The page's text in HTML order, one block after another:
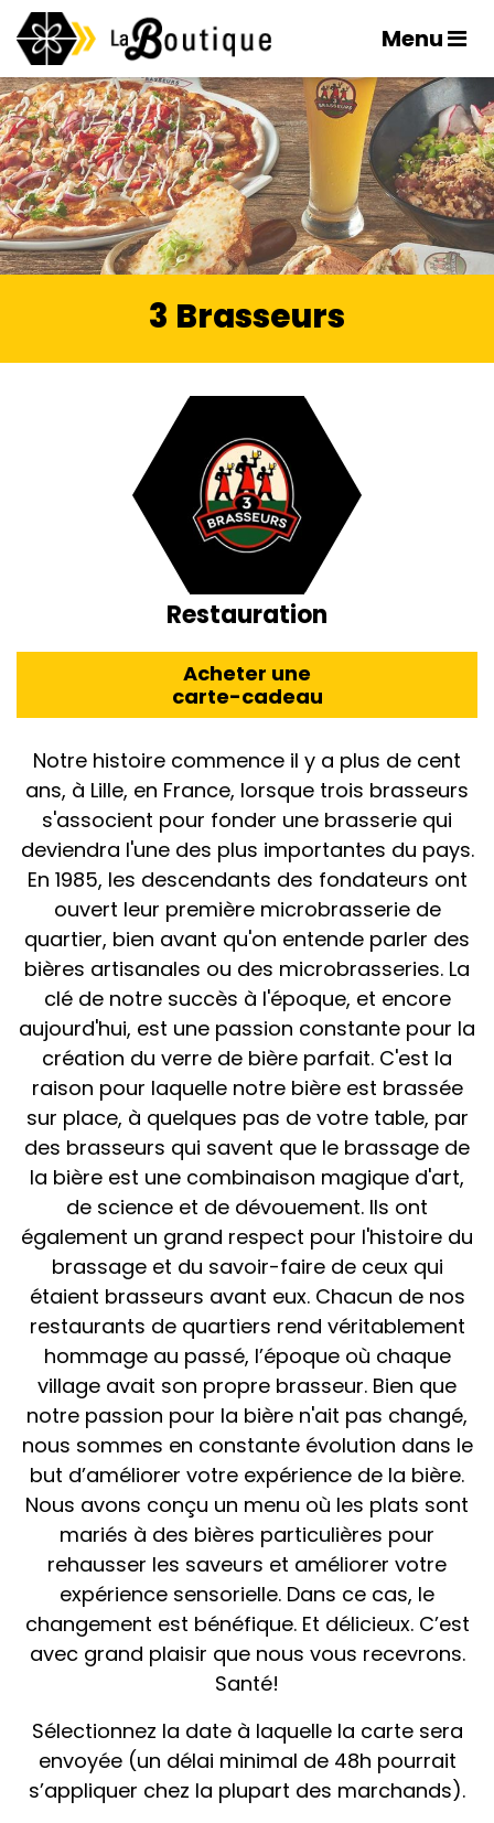
Menu
3 Brasseurs
Restauration
Acheter une
carte-cadeau
Notre histoire commence il y a plus de cent
ans, à Lille, en France, lorsque trois brasseurs
s'associent pour fonder une brasserie qui
deviendra l'une des plus importantes du pays.
En 1985, les descendants des fondateurs ont
ouvert leur première microbrasserie de
quartier, bien avant qu'on entende parler des
bières artisanales ou des microbrasseries. La
clé de notre succès à l'époque, et encore
aujourd'hui, est une passion constante pour la
création du verre de bière parfait. C'est la
raison pour laquelle notre bière est brassée
sur place, à quelques pas de votre table, par
des brasseurs qui savent que le brassage de
la bière est une combinaison magique d'art,
de science et de dévouement. Ils ont
également un grand respect pour l'histoire du
brassage et du savoir-faire de ceux qui
étaient brasseurs avant eux. Chacun de nos
restaurants de quartiers rend véritablement
hommage au passé, l’époque où chaque
village avait son propre brasseur. Bien que
notre passion pour la bière n'ait pas changé,
nous sommes en constante évolution dans le
but d’améliorer votre expérience de la bière.
Nous avons conçu un menu où les plats sont
mariés à des bières particulières pour
rehausser les saveurs et améliorer votre
expérience sensorielle. Dans ce cas, le
changement est bénéfique. Et délicieux. C’est
avec grand plaisir que nous vous recevrons.
Santé!
Sélectionnez la date à laquelle la carte sera
envoyée (un délai minimal de 48h pourrait
s’appliquer chez la plupart des marchands).